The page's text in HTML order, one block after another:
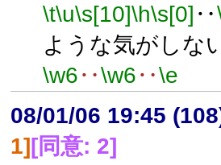
\t\u\s[10]\h\s[0] ‥
ような気がしな
\w6‥\w6‥\e
08/01/06 19:45
1][同意: 2]